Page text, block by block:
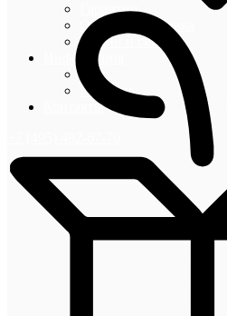
Гарантии
Оплата и доставка
Акции и скидки
Информация
Блог
Новости
Контакты